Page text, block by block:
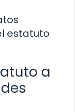
estatuto
a